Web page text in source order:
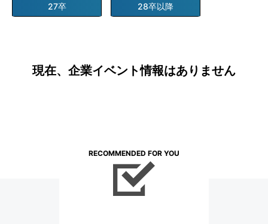
27卒 28卒以降
現在、企業イベント情報はありません
RECOMMENDED FOR YOU